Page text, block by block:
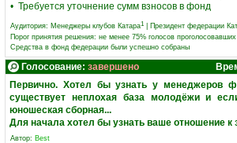
• Требуется уточнение сумм взносов в фонд
Аудитория: Менеджеры клубов Катара1 Президент федерации
Порог принятия решения: не менее 75% голосов проголосовавших
Средства в фонд федерации были успешно собраны
Голосование: завершено
Первично. Хотел бы узнать у менеджеров
существует неплохая база молодёжи и
юношеская сборная...
Для начала хотел бы узнать ваше отношение к
Автор: Best